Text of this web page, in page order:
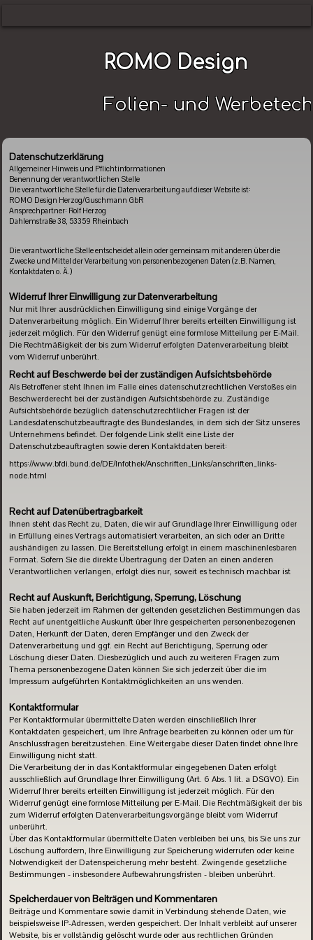
ROMO Design
Folien- und
Datenschutzerklärung
Allgemeiner Hinweis und Pflichtinformationen
Benennung der verantwortlichen Stelle
Die verantwortliche Stelle für die Datenverarbeitung auf dieser Website ist:
ROMO Design Herzog/Guschmann GbR
Ansprechpartner: Rolf Herzog
Dahlemstraße 38, 53359 Rheinbach
Die verantwortliche Stelle entscheidet allein oder gemeinsam mit anderen über die
Zwecke und Mittel der Verarbeitung von personenbezogenen Daten (z.B. Namen,
Kontaktdaten o. Ä.)
Widerruf Ihrer Einwilligung zur Datenverarbeitung
Nur mit Ihrer ausdrücklichen Einwilligung sind einige Vorgänge der
Datenverarbeitung möglich. Ein Widerruf Ihrer bereits erteilten Einwilligung ist
jederzeit möglich. Für den Widerruf genügt eine formlose Mitteilung per E-Mail.
Die Rechtmäßigkeit der bis zum Widerruf erfolgten Datenverarbeitung bleibt
vom Widerruf unberührt.
Recht auf Beschwerde bei der zuständigen Aufsichtsbehörde
Als Betroffener steht Ihnen im Falle eines datenschutzrechtlichen Verstoßes ein
Beschwerderecht bei der zuständigen Aufsichtsbehörde zu. Zuständige
Aufsichtsbehörde bezüglich datenschutzrechtlicher Fragen ist der
Landesdatenschutzbeauftragte des Bundeslandes, in dem sich der Sitz unseres
Unternehmens befindet. Der folgende Link stellt eine Liste der
Datenschutzbeauftragten sowie deren Kontaktdaten bereit:
https://www.bfdi.bund.de/DE/Infothek/Anschriften_Links/anschriften_links-
node.html
Recht auf Datenübertragbarkeit
Ihnen steht das Recht zu, Daten, die wir auf Grundlage Ihrer Einwilligung oder
in Erfüllung eines Vertrags automatisiert verarbeiten, an sich oder an Dritte
aushändigen zu lassen. Die Bereitstellung erfolgt in einem maschinenlesbaren
Format. Sofern Sie die direkte Übertragung der Daten an einen anderen
Verantwortlichen verlangen, erfolgt dies nur, soweit es technisch machbar ist
Recht auf Auskunft, Berichtigung, Sperrung, Löschung
Sie haben jederzeit im Rahmen der geltenden gesetzlichen Bestimmungen das
Recht auf unentgeltliche Auskunft über Ihre gespeicherten personenbezogenen
Daten, Herkunft der Daten, deren Empfänger und den Zweck der
Datenverarbeitung und ggf. ein Recht auf Berichtigung, Sperrung oder
Löschung dieser Daten. Diesbezüglich und auch zu weiteren Fragen zum
Thema personenbezogene Daten können Sie sich jederzeit über die im
Impressum aufgeführten Kontaktmöglichkeiten an uns wenden.
Kontaktformular
Per Kontaktformular übermittelte Daten werden einschließlich Ihrer
Kontaktdaten gespeichert, um Ihre Anfrage bearbeiten zu können oder um für
Anschlussfragen bereitzustehen. Eine Weitergabe dieser Daten findet ohne Ihre
Einwilligung nicht statt.
Die Verarbeitung der in das Kontaktformular eingegebenen Daten erfolgt
ausschließlich auf Grundlage Ihrer Einwilligung (Art. 6 Abs. 1 lit. a DSGVO). Ein
Widerruf Ihrer bereits erteilten Einwilligung ist jederzeit möglich. Für den
Widerruf genügt eine formlose Mitteilung per E-Mail. Die Rechtmäßigkeit der bis
zum Widerruf erfolgten Datenverarbeitungsvorgänge bleibt vom Widerruf
unberührt.
Über das Kontaktformular übermittelte Daten verbleiben bei uns, bis Sie uns zur
Löschung auffordern, Ihre Einwilligung zur Speicherung widerrufen oder keine
Notwendigkeit der Datenspeicherung mehr besteht. Zwingende gesetzliche
Bestimmungen - insbesondere Aufbewahrungsfristen - bleiben unberührt.
Speicherdauer von Beiträgen und Kommentaren
Beiträge und Kommentare sowie damit in Verbindung stehende Daten, wie
beispielsweise IP-Adressen, werden gespeichert. Der Inhalt verbleibt auf unserer
Website, bis er vollständig gelöscht wurde oder aus rechtlichen Gründen